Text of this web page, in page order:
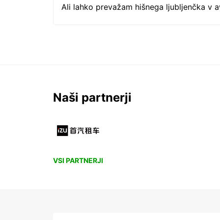
Ali lahko prevažam hišnega ljubljenčka v
Naši partnerji
VSI PARTNERJI